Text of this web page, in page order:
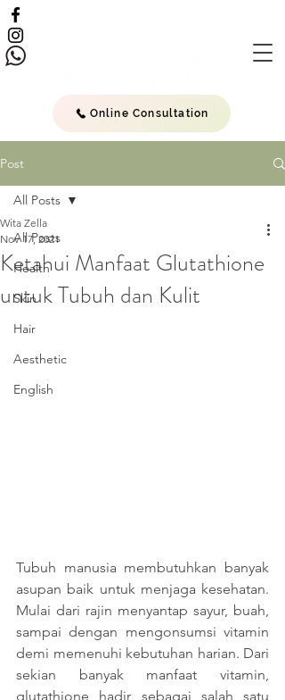
Online Consultation
Post
All Posts
Health
Skin
Hair
Aesthetic
English
All Posts
Ketahui Manfaat Glutathione
untuk Tubuh dan Kulit
Wita Zella
Nov 17, 2021
Tubuh manusia membutuhkan banyak
asupan baik untuk menjaga kesehatan.
Mulai dari rajin menyantap sayur, buah,
sampai dengan mengonsumsi vitamin
demi memenuhi kebutuhan harian. Dari
sekian banyak manfaat vitamin,
glutathione hadir sebagai salah satu